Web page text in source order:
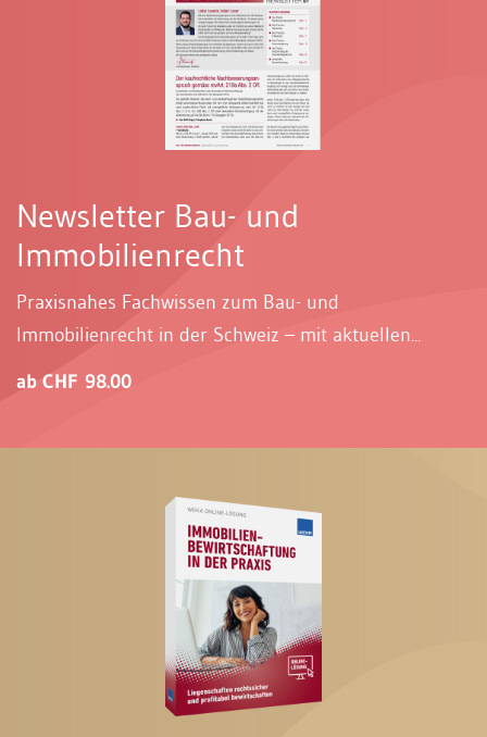
Newsletter Bau- und
Immobilienrecht
Praxisnahes Fachwissen zum Bau- und
Immobilienrecht in der Schweiz – mit aktuellen...
ab CHF 98.00